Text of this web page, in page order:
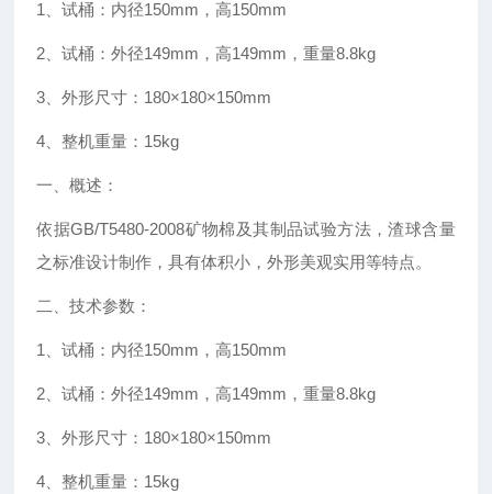
1 、试桶：内径150mm ，高150mm
2 、试桶：外径149mm ，高149mm ，重量8.8kg
3 、外形尺寸： 180×180×150mm
4 、整机重量： 15kg
一、概述：
依据GB/T5480-2008矿物棉及其制品试验方法，渣球含量
之标准设计制作，具有体积小，外形美观实用等特点。
二、技术参数：
1 、试桶：内径150mm ，高150mm
2 、试桶：外径149mm ，高149mm ，重量8.8kg
3 、外形尺寸： 180×180×150mm
4 、整机重量： 15kg